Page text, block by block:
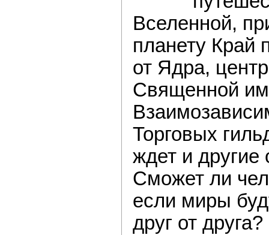
Вселенной,
планету Край
от Ядра,
Священной
Торговых
ждет и
Сможет ли
если миры
друг от друга?